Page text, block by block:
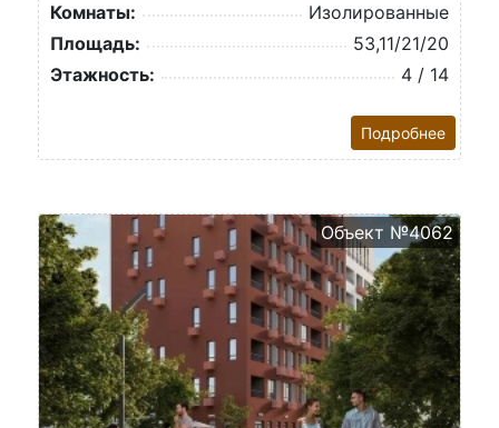
Комнаты:
Изолированные
Площадь:
53,11/21/20
Этажность:
4 / 14
Подробнее
Объект №4062